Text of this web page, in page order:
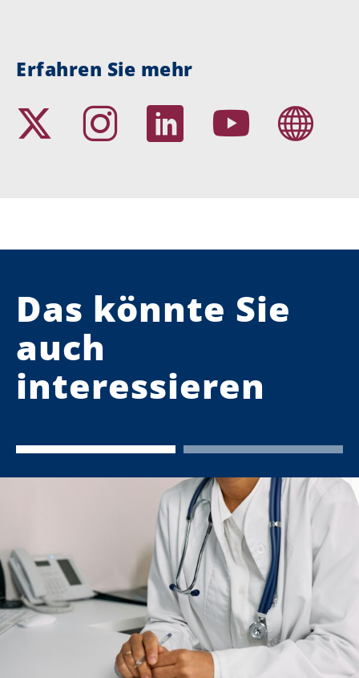
Erfahren Sie mehr
Das könnte Sie
auch
interessieren